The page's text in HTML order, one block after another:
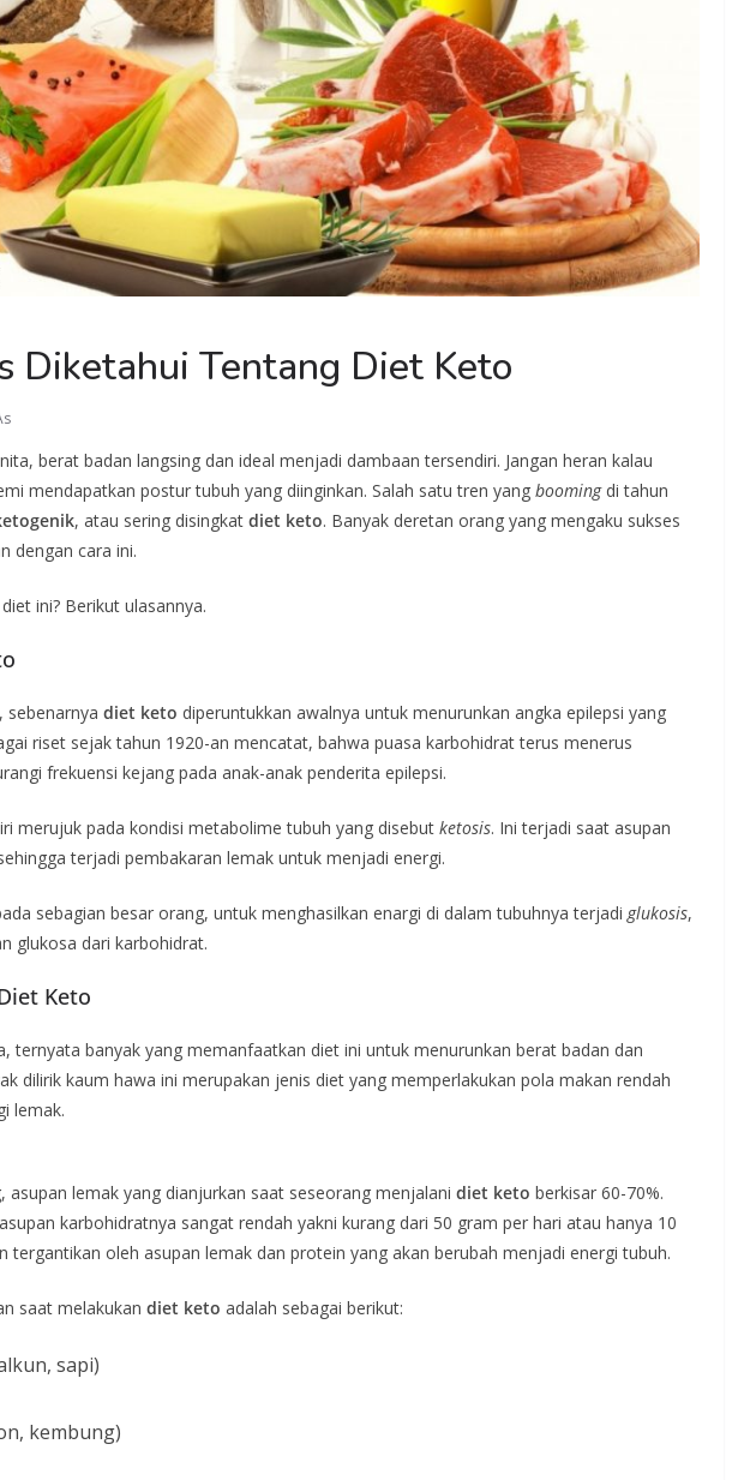
Diketahui Tentang Diet Keto
berat badan langsing dan ideal menjadi dambaan tersendiri. Jangan heran kalau
mendapatkan postur tubuh yang diinginkan. Salah satu tren yang boomingdi tahun
, atau sering disingkat diet keto. Banyak deretan orang yang mengaku sukses
dengan cara ini.
ini? Berikut ulasannya.
sebenarnya diet keto diperuntukkan awalnya untuk menurunkan angka epilepsi yang
riset sejak tahun 1920-an mencatat, bahwa puasa karbohidrat terus menerus
frekuensi kejang pada anak-anak penderita epilepsi.
merujuk pada kondisi metabolime tubuh yang disebut ketosis. Ini terjadi saat asupan
terjadi pembakaran lemak untuk menjadi energi.
sebagian besar orang, untuk menghasilkan enargi di dalam tubuhnya terjadiglukosis,
glukosa dari karbohidrat.
Keto
ternyata banyak yang memanfaatkan diet ini untuk menurunkan berat badan dan
dilirik kaum hawa ini merupakan jenis diet yang memperlakukan pola makan rendah
lemak.
asupan lemak yang dianjurkan saat seseorang menjalani diet keto berkisar 60-70%.
karbohidratnya sangat rendah yakni kurang dari 50 gram per hari atau hanya 10
tergantikan oleh asupan lemak dan protein yang akan berubah menjadi energi tubuh.
saat melakukan diet keto adalah sebagai berikut:
sapi)
kembung)